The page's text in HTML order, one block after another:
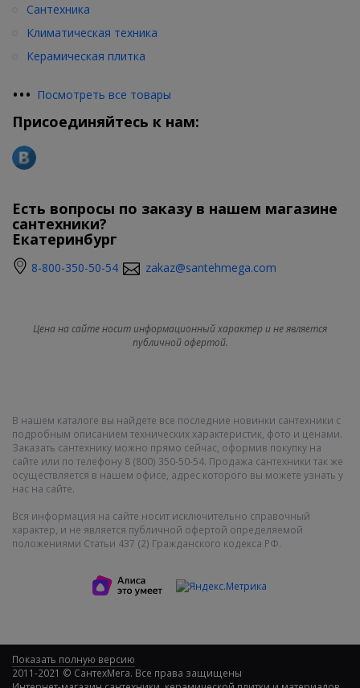
Сантехника
Климатическая техника
Керамическая плитка
••• Посмотреть все товары
Присоединяйтесь к нам:
Есть вопросы по заказу в нашем магазине
сантехники?
Екатеринбург
8-800-350-50-54 zakaz@santehmega.com
Цена на сайте носит информационный характер и не является
публичной офертой.
В нашем каталоге вы найдете все последние новинки сантехники с
подробным описанием технических характеристик, фото и ценами.
Заказать сантехнику можно прямо сейчас, оформив покупку на
сайте или по телефону 8 (800) 350-50-54. Продажа сантехники так же
осуществляется в нашем офисе, адрес которого вы можете узнать у
нас на сайте.
Вся информация на сайте носит исключительно справочный
характер, и не является публичной офертой определяемой
положениями Статьи 437 (2) Гражданского кодекса РФ.
Показать полную версию
2011-2021 © СантехМега. Все права защищены